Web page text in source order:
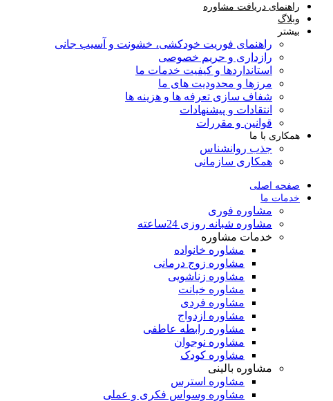
راهنمای دریافت مشاوره
وبلاگ
بیشتر
راهنمای فوریت‌ خودکشی، خشونت و آسیب جانی
رازداری و حریم خصوصی
استانداردها و کیفیت خدمات ما
مرزها و محدودیت های ما
شفاف سازی تعرفه ها و هزینه ها
انتقادات و پیشنهادات
قوانین و مقررات
همکاری با ما
جذب روانشناس
همکاری سازمانی
صفحه اصلی
خدمات ما
مشاوره فوری
مشاوره شبانه روزی 24ساعته
خدمات مشاوره
مشاوره خانواده
مشاوره زوج درمانی
مشاوره زناشویی
مشاوره خیانت
مشاوره فردی
مشاوره ازدواج
مشاوره رابطه عاطفی
مشاوره نوجوان
مشاوره کودک
مشاوره بالینی
مشاوره استرس
مشاوره وسواس فکری و عملی